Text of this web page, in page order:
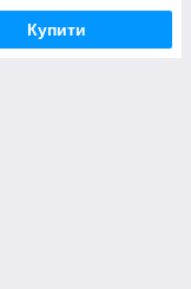
Купити